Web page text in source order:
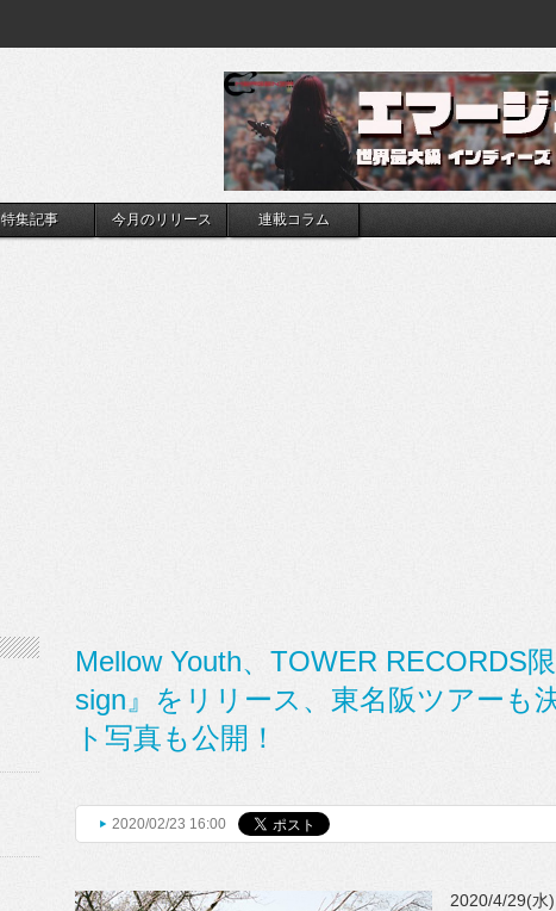
特集記事 今月のリリース 連載コラム
Mellow Youth、TOWER RECORDS
sign』をリリース、東名阪ツアーも
ト写真も公開！
2020/02/23 16:00
2020/4/29(水